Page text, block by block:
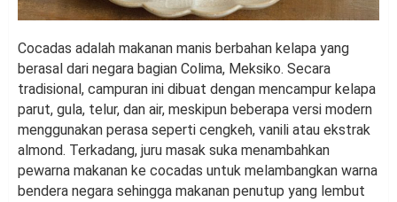
Cocadas adalah makanan manis berbahan kelapa yang
berasal dari negara bagian Colima, Meksiko. Secara
tradisional, campuran ini dibuat dengan mencampur kelapa
parut, gula, telur, dan air, meskipun beberapa versi modern
menggunakan perasa seperti cengkeh, vanili atau ekstrak
almond. Terkadang, juru masak suka menambahkan
pewarna makanan ke cocadas untuk melambangkan warna
bendera negara sehingga makanan penutup yang lembut